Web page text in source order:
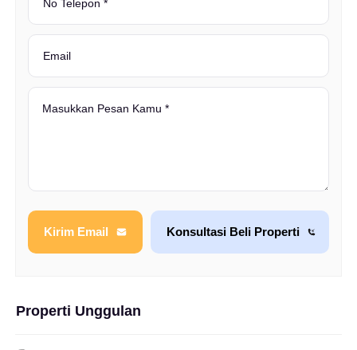
Kirim Email Konsultasi Beli Properti
Properti Unggulan